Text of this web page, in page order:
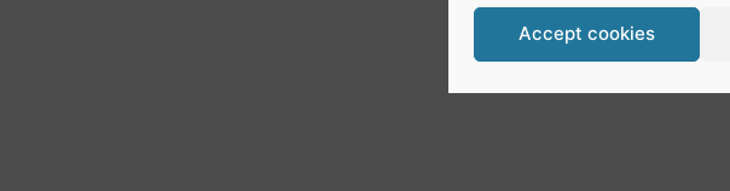
Accept cookies